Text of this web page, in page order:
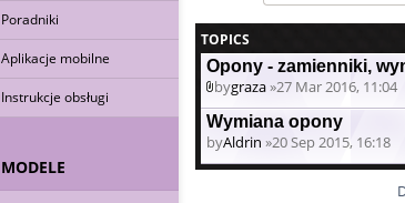
TOPICS
Opony - zamienniki,
Attachment(s)
bygraza»27 Mar 2016, 11:04
Wymiana opony
byAldrin »20 Sep 2015, 16:18
Poradniki
Aplikacje mobilne
Instrukcje obsługi
MODELE